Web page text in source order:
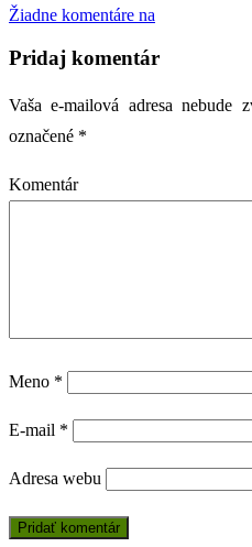
Žiadne komentáre na
Pridaj komentár
Vaša e-mailová adresa nebude
označené *
Meno *
E-mail *
Adresa webu